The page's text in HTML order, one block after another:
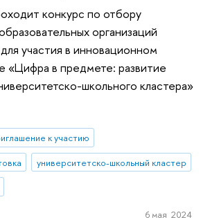
конкурс по отбору
организаций
участия в инновационном
«Цифра в предмете: развитие
школьного кластера»
к участию
университетско-школьный кластер
6 мая 2024